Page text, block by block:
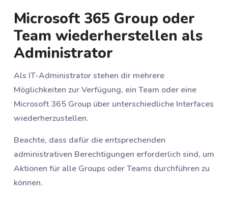
Microsoft 365 Group oder
Team wiederherstellen als
Administrator
Als IT-Administrator stehen dir mehrere
Möglichkeiten zur Verfügung, ein Team oder eine
Microsoft 365 Group über unterschiedliche Interfaces
wiederherzustellen.
Beachte, dass dafür die entsprechenden
administrativen Berechtigungen erforderlich sind, um
Aktionen für alle Groups oder Teams durchführen zu
können.